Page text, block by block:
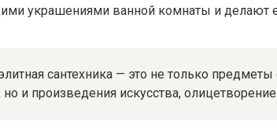
украшениями ванной комнаты и делают
сантехника — это не только предметы
и произведения искусства,